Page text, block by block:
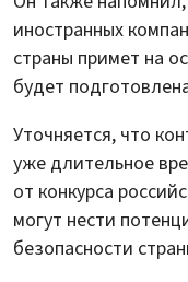
иностранных
страны примет на
будет
Уточняется, что
уже длительное
от конкурса
могут нести
безопасности